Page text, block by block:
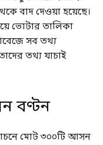
বাদ দেওয়া হয়েছে।
ভোটার তালিকা
সব তথ্য
তথ্য যাচাই
বণ্টন
মোট ৩০০টি আসন